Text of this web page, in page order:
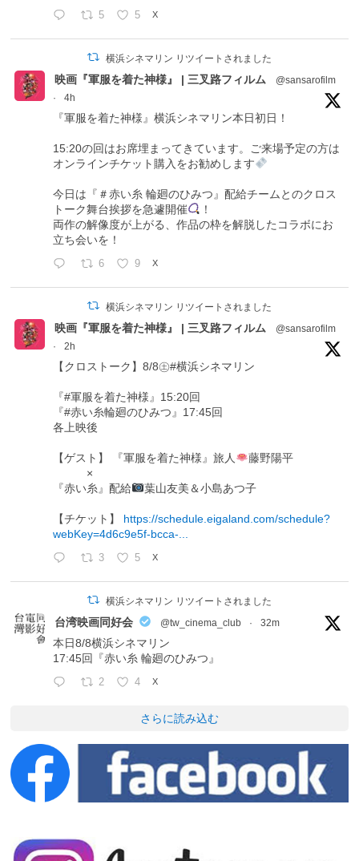
5 5 X
横浜シネマリン リツイートされました
映画『軍服を着た神様』 | 三叉路フィルム
@sansarofilm
·
4h
『軍服を着た神様』横浜シネマリン本日初日！
15:20の回はお席埋まってきています。ご来場予定の方は
オンラインチケット購入をお勧めします
今日は『＃赤い糸 輪廻のひみつ』配給チームとのクロス
トーク舞台挨拶を急遽開催
！
両作の解像度が上がる、作品の枠を解脱したコラボにお
立ち会いを！
6 9 X
横浜シネマリン リツイートされました
映画『軍服を着た神様』 | 三叉路フィルム
@sansarofilm
·
2h
【クロストーク】8/8㊏#横浜シネマリン
『#軍服を着た神様』15:20回
『#赤い糸輪廻のひみつ』17:45回
各上映後
【ゲスト】 『軍服を着た神様』旅人
藤野陽平
×
『赤い糸』配給
葉山友美＆小島あつ子
【チケット】 https://schedule.eigaland.com/schedule?
webKey=4d6c9e5f-bcca-...
3 5 X
横浜シネマリン リツイートされました
台湾映画同好会 @tw_cinema_club · 32m
本日8/8横浜シネマリン
17:45回『赤い糸 輪廻のひみつ』
2 4 X
さらに読み込む